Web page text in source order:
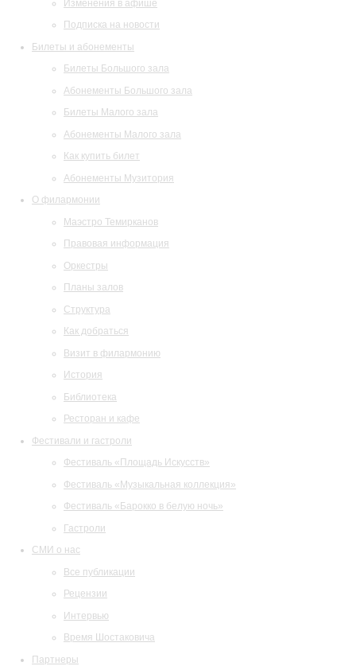
Изменения в афише
Подписка на новости
Билеты и абонементы
Билеты Большого зала
Абонементы Большого зала
Билеты Малого зала
Абонементы Малого зала
Как купить билет
Абонементы Музитория
О филармонии
Маэстро Темирканов
Правовая информация
Оркестры
Планы залов
Структура
Как добраться
Визит в филармонию
История
Библиотека
Ресторан и кафе
Фестивали и гастроли
Фестиваль «Площадь Искусств»
Фестиваль «Музыкальная коллекция»
Фестиваль «Барокко в белую ночь»
Гастроли
СМИ о нас
Все публикации
Рецензии
Интервью
Время Шостаковича
Партнеры